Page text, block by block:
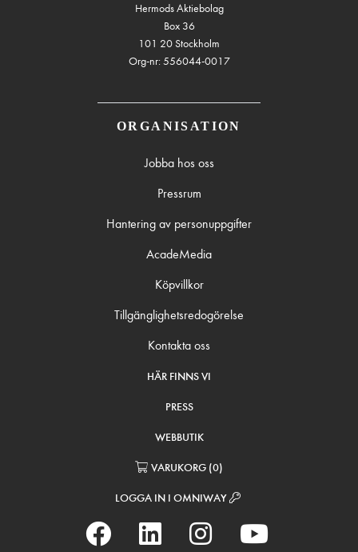
Hermods Aktiebolag
Box 36
101 20 Stockholm
Org-nr: 556044-0017
ORGANISATION
Jobba hos oss
Pressrum
Hantering av personuppgifter
AcadeMedia
Köpvillkor
Tillgänglighetsredogörelse
Kontakta oss
HÄR FINNS VI
PRESS
WEBBUTIK
VARUKORG (0)
LOGGA IN I OMNIWAY